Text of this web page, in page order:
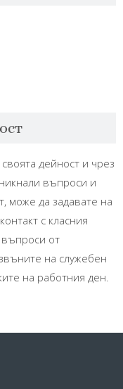
ден
за Широка лъка
“Ал. Невски”
музика и
дейност и чрез
въпроси и
може да задавате на
с класния
от
на служебен
на работния ден.